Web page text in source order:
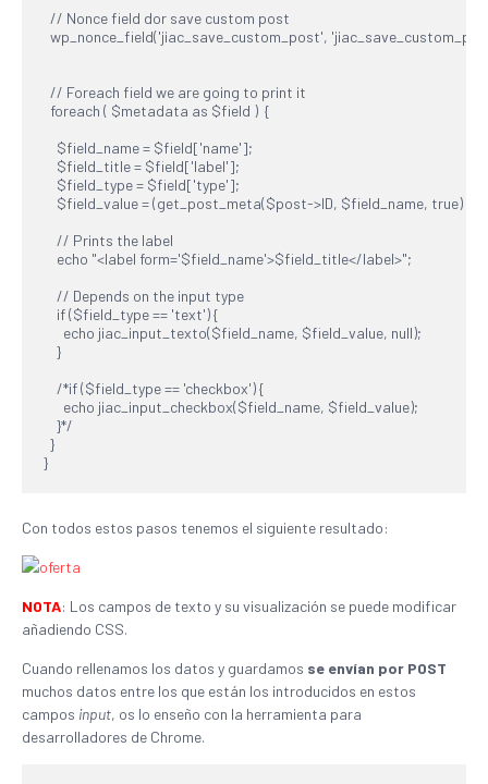
  // Nonce field dor save custom post
wp_nonce_field('jiac_save_custom_post',
  // Foreach field we are going to print it
  foreach ( $metadata as $field )  {
    $field_name = $field['name'];
    $field_title = $field['label'];
    $field_type = $field['type'];
$field_value = (get_post_meta($post->ID, $field_name, true) !=
    // Prints the label
    echo "<label form='$field_name'>$field_title</label>";
    // Depends on the input type
    if ($field_type == 'text') {
      echo jiac_input_texto($field_name, $field_value, null);
    }
    /*if ($field_type == 'checkbox') {
      echo jiac_input_checkbox($field_name, $field_value);
    }*/
  }
}
Con todos estos pasos tenemos el siguiente resultado:
NOTA: Los campos de texto y su visualización se puede modificar
añadiendo CSS.
Cuando rellenamos los datos y guardamos se envían por POST
muchos datos entre los que están los introducidos en estos
campos input, os lo enseño con la herramienta para
desarrolladores de Chrome.